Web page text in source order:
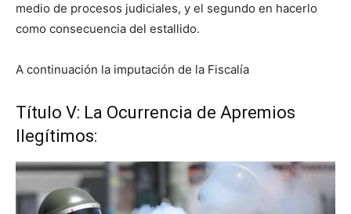
medio de procesos judiciales, y el segundo en hacerlo
como consecuencia del estallido.
A continuación la imputación de la Fiscalía
Título V: La Ocurrencia de Apremios
Ilegítimos: